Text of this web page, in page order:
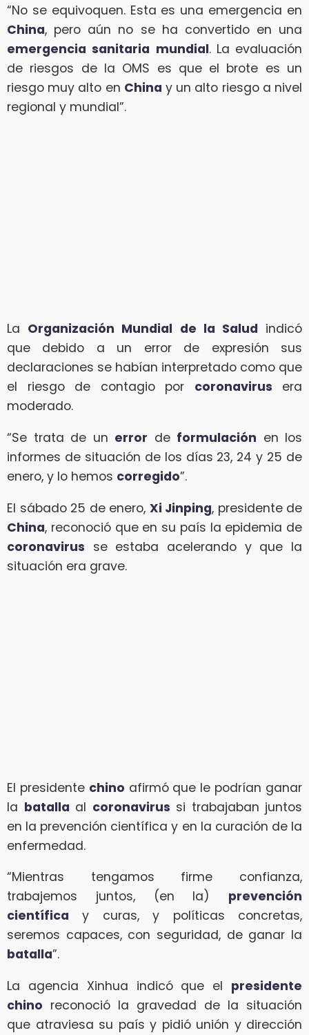
“No se equivoquen. Esta es una emergencia en
China, pero aún no se ha convertido en una
emergencia sanitaria mundial. La evaluación
de riesgos de la OMS es que el brote es un
riesgo muy alto en China y un alto riesgo a nivel
regional y mundial”.
La Organización Mundial de la Salud indicó
que debido a un error de expresión sus
declaraciones se habían interpretado como que
el riesgo de contagio por coronavirus era
moderado.
“Se trata de un error de formulación en los
informes de situación de los días 23, 24 y 25 de
enero, y lo hemos corregido”.
El sábado 25 de enero, Xi Jinping, presidente de
China, reconoció que en su país la epidemia de
coronavirus se estaba acelerando y que la
situación era grave.
El presidente chino afirmó que le podrían ganar
la batalla al coronavirus si trabajaban juntos
en la prevención científica y en la curación de la
enfermedad.
“Mientras tengamos firme confianza,
trabajemos juntos, (en la) prevención
científica y curas, y políticas concretas,
seremos capaces, con seguridad, de ganar la
batalla”.
La agencia Xinhua indicó que el presidente
chino reconoció la gravedad de la situación
que atraviesa su país y pidió unión y dirección